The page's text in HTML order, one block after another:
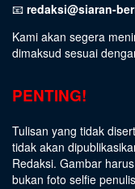
📧 redaksi@siaran-
Kami akan segera
dimaksud sesuai
PENTING!
Tulisan yang tidak
tidak akan
Redaksi. Gambar
bukan foto selfie penulis